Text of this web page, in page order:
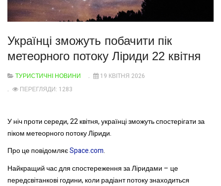
Українці зможуть побачити пік
метеорного потоку Ліриди 22 квітня
ТУРИСТИЧНІ НОВИНИ
19 КВІТНЯ 2026
ПЕРЕГЛЯДИ: 1283
У ніч проти середи, 22 квітня, українці зможуть спостерігати за
піком метеорного потоку Ліриди.
Про це повідомляєSpace.com.
Найкращий час для спостереження за Ліридами – це
передсвітанкові години, коли радіант потоку знаходиться